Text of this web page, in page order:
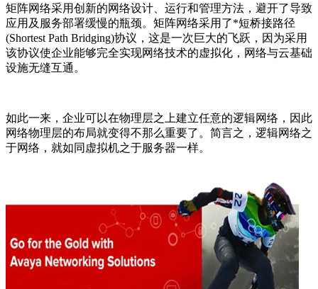
矩阵网络采用创新的网络设计、运行和管理方法，避开了导致
应用及服务部署缓慢的瓶颈。矩阵网络采用了*短桥接路径
(Shortest Path Bridging)协议，这是一次巨大的飞跃，因为采用
该协议使企业能够完全实现网络技术的虚拟化，网络与云基础
设施无缝互通。
如此一来，企业可以在物理层之上建立任意的逻辑网络，因此
网络物理层的布局就变得不那么重要了。简言之，逻辑网络之
于网络，就如同虚拟机之于服务器一样。